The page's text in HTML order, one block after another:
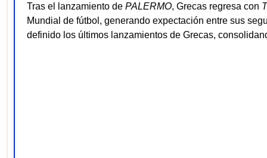
Tras el lanzamiento de PALERMO, Grecas regresa con
Mundial de fútbol, generando expectación entre sus
definido los últimos lanzamientos de Grecas,